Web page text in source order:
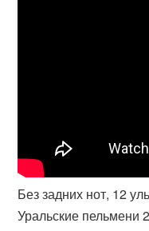
Без задних нот, 12
Уральские пельмени